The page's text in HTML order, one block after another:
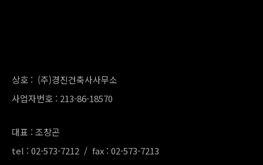
상호 : (주)경진건축사사무소
사업자번호 : 213-86-18570
대표 : 조창곤
tel : 02-573-7212 / fax : 02-573-7213